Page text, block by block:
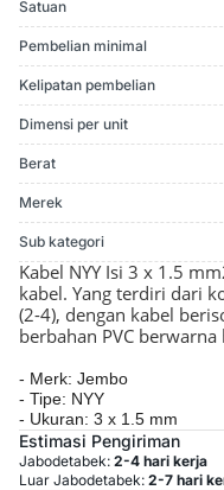
Satuan
Pembelian minimal
Kelipatan pembelian
Dimensi per unit
Berat
Merek
Sub kategori
Kabel NYY Isi 3 x 1.5
kabel. Yang terdiri dari
(2-4), dengan kabel
berbahan PVC
- Merk: Jembo
- Tipe: NYY
- Ukuran: 3 x 1.5 mm
Estimasi Pengiriman
Jabodetabek: 2-4 hari kerja
Luar Jabodetabek: 2-7 hari